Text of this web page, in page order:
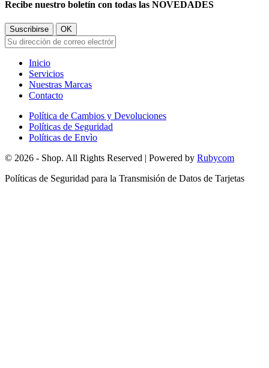
Recibe nuestro boletín con todas las NOVEDADES
Inicio
Servicios
Nuestras Marcas
Contacto
Política de Cambios y Devoluciones
Políticas de Seguridad
Políticas de Envìo
© 2026 - Shop. All Rights Reserved | Powered by Rubycom
Políticas de Seguridad para la Transmisión de Datos de Tarjetas